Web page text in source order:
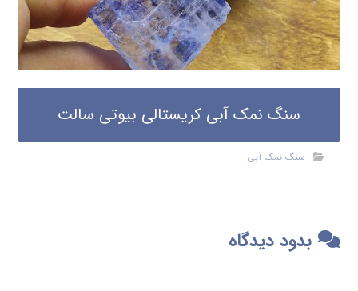
سنگ نمک آبی کریستالی بیوتی سالت
سنگ نمک آبی
بدود دیدگاه